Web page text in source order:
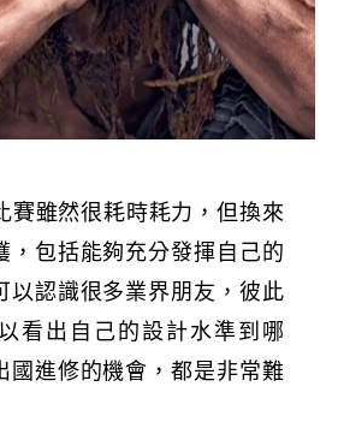
賽雖然很耗時耗力，但換來
，包括能夠充分發揮自己的
以認識很多業界朋友，彼此
看出自己的設計水準到哪
國進修的機會，都是非常難